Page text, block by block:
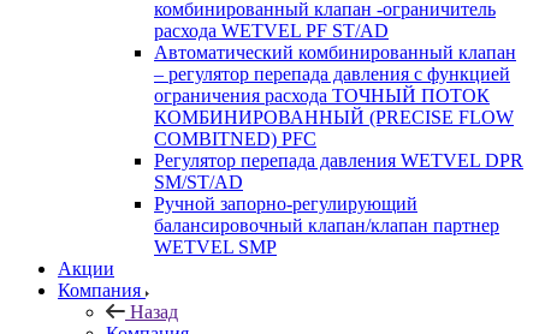
комбинированный клапан -ограничитель
расхода WETVEL PF ST/AD
Автоматический комбинированный клапан
– регулятор перепада давления с функцией
ограничения расхода ТОЧНЫЙ ПОТОК
КОМБИНИРОВАННЫЙ (PRECISE FLOW
COMBIТNED) PFC
Регулятор перепада давления WETVEL DPR
SM/ST/AD
Ручной запорно-регулирующий
балансировочный клапан/клапан партнер
WETVEL SMP
Акции
Компания
Назад